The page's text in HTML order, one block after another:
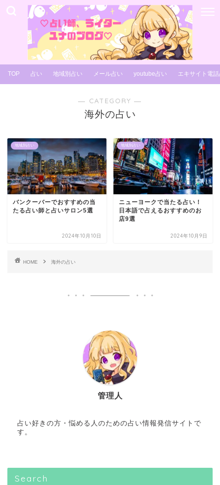
TOP 占い 地域別占い メール占い youtube占い エキサイト電
― CATEGORY ―
海外の占い
地域別占い
バンクーバーでおすすめの当
たる占い師と占いサロン5選
2024年10月10日
地域別占い
ニューヨークで当たる占い！
日本語で占えるおすすめのお
店9選
2024年10月9日
HOME 海外の占い
管理人
占い好きの方・悩める人のための占い情報発信サイトで
す。
Search